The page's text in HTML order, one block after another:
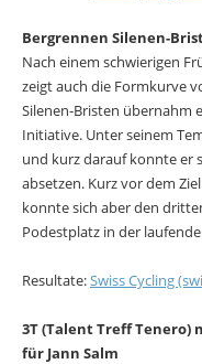
Bergrennen Silenen-
Nach einem schwierigen
zeigt auch die Formkurve
Silenen-Bristen übernahm
Initiative. Unter seinem
und kurz darauf konnte er
absetzen. Kurz vor dem
konnte sich aber den
Podestplatz in der
Resultate:Swiss Cycling
3T (Talent Treff Tenero)
für Jann Salm